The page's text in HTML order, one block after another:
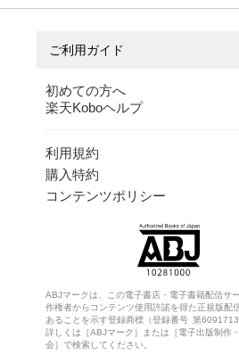
ご利用ガイド
初めての方へ
楽天Koboヘルプ
利用規約
購入特約
コンテンツポリシー
ABJマークは、この電子書店・電子書籍配信サ
作権者からコンテンツ使用許諾を得た正規版配
あることを示す登録商標（登録番号 第6091713
詳しくは［ABJマーク］または［電子出版制作
会］で検索してください。